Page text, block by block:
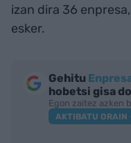
izan dira 36
esker.
Gehitu
hobetsi gisa
Egon zaitez azken
AKTIBATU ORAIN